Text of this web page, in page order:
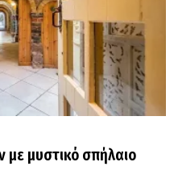
με μυστικό σπήλαιο